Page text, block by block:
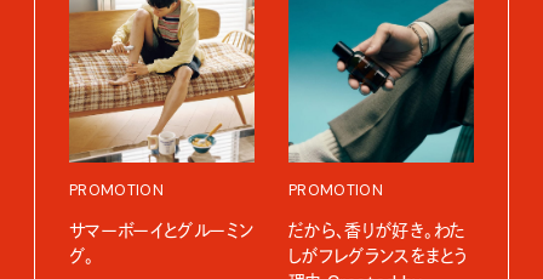
PROMOTION
サマーボーイとグルーミン
グ。
PROMOTION
だから、香りが好き。わた
しがフレグランスをまとう